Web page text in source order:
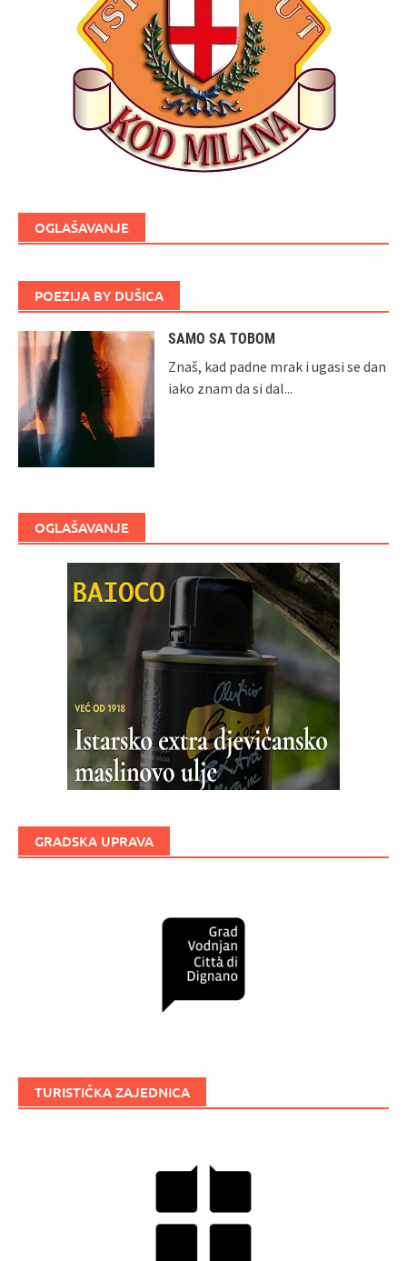
OGLAŠAVANJE
POEZIJA BY DUŠICA
SAMO SA TOBOM
Znaš, kad padne mrak i ugasi se dan
iako znam da si dal...
OGLAŠAVANJE
GRADSKA UPRAVA
TURISTIČKA ZAJEDNICA